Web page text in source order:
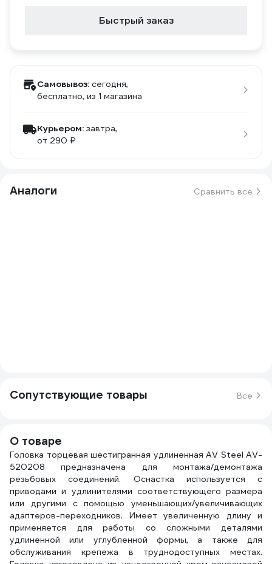
Быстрый заказ
Самовывоз: сегодня,
бесплатно, из 1 магазина
Курьером: завтра,
от 290 ₽
Аналоги Сравнить все
Сопутствующие товары Все
О товаре
Головка торцевая шестигранная удлиненная AV Steel AV-
520208 предназначена для монтажа/демонтажа
резьбовых соединений. Оснастка используется с
приводами и удлинителями соответствующего размера
или другими с помощью уменьшающих/увеличивающих
адаптеров-переходников. Имеет увеличенную длину и
применяется для работы со сложными деталями
удлиненной или углубленной формы, а также для
обслуживания крепежа в труднодоступных местах.